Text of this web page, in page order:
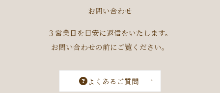
お問い合わせ
３営業日を目安に返信をいたします。
お問い合わせの前にご覧ください。
よくあるご質問